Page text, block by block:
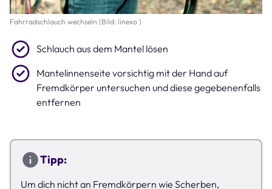
Fahrradschlauch wechseln (Bild: linexo )
Schlauch aus dem Mantel lösen
Mantelinnenseite vorsichtig mit der Hand auf
Fremdkörper untersuchen und diese gegebenenfalls
entfernen
Tipp:
Um dich nicht an Fremdkörpern wie Scherben,